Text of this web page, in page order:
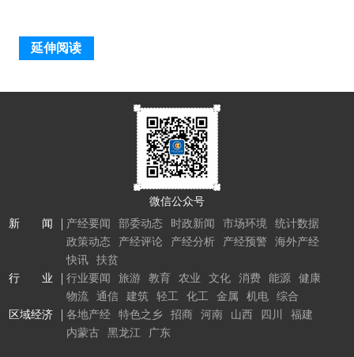
延伸阅读
微信公众号
新 闻
产经要闻 部委动态 时政新闻 市场环境
统计数据
政策动态
产经评论 产经分析 产经预警
海外产经
快讯
扶贫
行 业
行业要闻 旅游 教育 农业 文化 消费 能源
健康
物流
通信 建筑 轻工 化工 金属 机电
综合
区域经济
各地产经 特色之乡 招商 河南 山西 四川
福建
内蒙古
黑龙江 广东